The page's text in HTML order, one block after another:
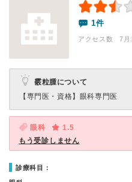
1件
アクセス数 7月:
霰粒腫について
【専門医・資格】 眼科専門医
眼科
1.5
もう受診しません
診療科目：